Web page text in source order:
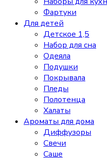
Фартуки
Для детей
Детское 1,5
Набор для сна
Одеяла
Подушки
Покрывала
Пледы
Полотенца
Халаты
Ароматы для дома
Диффузоры
Свечи
Cаше